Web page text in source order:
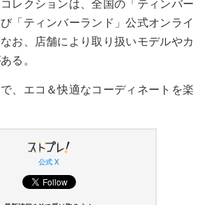
レクションは、全国の「ティンバー
「ティンバーランド」公式オンライ
お、店舗により取り扱いモデルやカ
る。
、エコ＆快適なコーディネートを楽
公式 X